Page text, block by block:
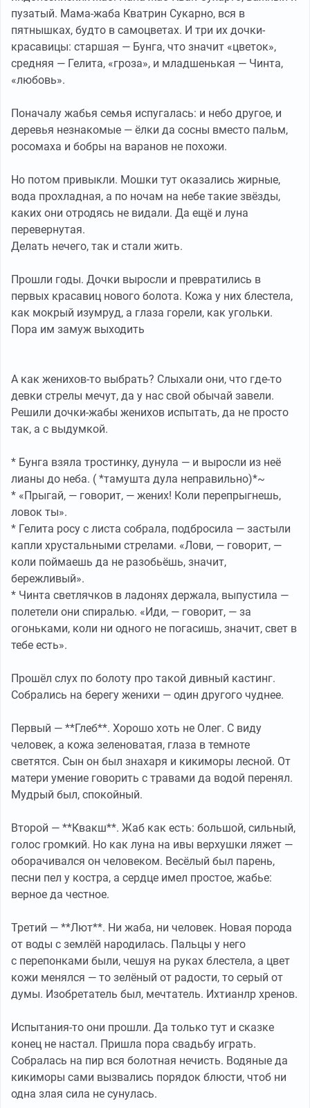
пузатый. Мама-жаба Кватрин Сукарно, вся в
пятнышках, будто в самоцветах. И три их дочки-
красавицы: старшая — Бунга, что значит «цветок»,
средняя — Гелита, «гроза», и младшенькая — Чинта,
«любовь».
Поначалу жабья семья испугалась: и небо другое, и
деревья незнакомые — ёлки да сосны вместо пальм,
росомаха и бобры на варанов не похожи.
Но потом привыкли. Мошки тут оказались жирные,
вода прохладная, а по ночам на небе такие звёзды,
каких они отродясь не видали. Да ещё и луна
перевернутая.
Делать нечего, так и стали жить.
Прошли годы. Дочки выросли и превратились в
первых красавиц нового болота. Кожа у них блестела,
как мокрый изумруд, а глаза горели, как угольки.
Пора им замуж выходить
А как женихов-то выбрать? Слыхали они, что где-то
девки стрелы мечут, да у нас свой обычай завели.
Решили дочки-жабы женихов испытать, да не просто
так, а с выдумкой.
* Бунга взяла тростинку, дунула — и выросли из неё
лианы до неба. ( *тамушта дула неправильно)*~
* «Прыгай, — говорит, — жених! Коли перепрыгнешь,
ловок ты».
* Гелита росу с листа собрала, подбросила — застыли
капли хрустальными стрелами. «Лови, — говорит, —
коли поймаешь да не разобьёшь, значит,
бережливый».
* Чинта светлячков в ладонях держала, выпустила —
полетели они спиралью. «Иди, — говорит, — за
огоньками, коли ни одного не погасишь, значит, свет в
тебе есть».
Прошёл слух по болоту про такой дивный кастинг.
Собрались на берегу женихи — один другого чуднее.
Первый — **Глеб**. Хорошо хоть не Олег. С виду
человек, а кожа зеленоватая, глаза в темноте
светятся. Сын он был знахаря и кикиморы лесной. От
матери умение говорить с травами да водой перенял.
Мудрый был, спокойный.
Второй — **Квакш**. Жаб как есть: большой, сильный,
голос громкий. Но как луна на ивы верхушки ляжет —
оборачивался он человеком. Весёлый был парень,
песни пел у костра, а сердце имел простое, жабье:
верное да честное.
Третий — **Лют**. Ни жаба, ни человек. Новая порода
от воды с землёй народилась. Пальцы у него
с перепонками были, чешуя на руках блестела, а цвет
кожи менялся — то зелёный от радости, то серый от
думы. Изобретатель был, мечтатель. Ихтианлр хренов.
Испытания-то они прошли. Да только тут и сказке
конец не настал. Пришла пора свадьбу играть.
Собралась на пир вся болотная нечисть. Водяные да
кикиморы сами вызвались порядок блюсти, чтоб ни
одна злая сила не сунулась.